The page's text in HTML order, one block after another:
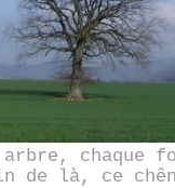
chaque
de là, ce